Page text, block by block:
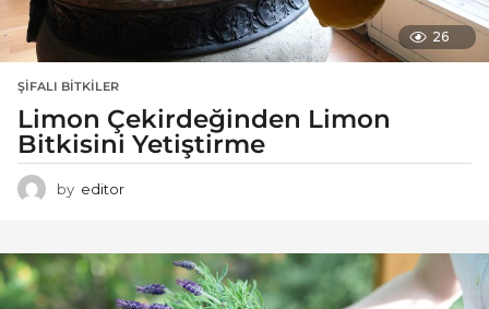
26
ŞIFALI BITKILER
Limon Çekirdeğinden Limon
Bitkisini Yetiştirme
by editor